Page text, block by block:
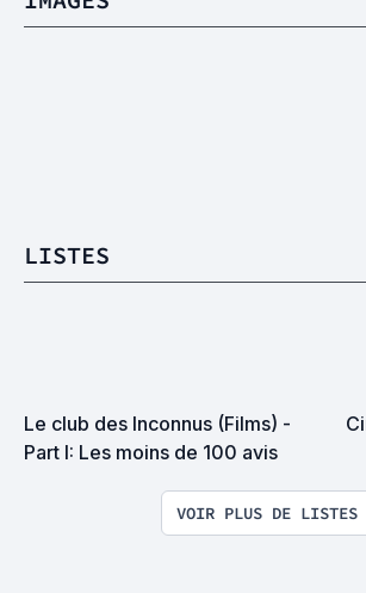
LISTES
Le club des Inconnus (Films) -
Part I: Les moins de 100 avis
VOIR PLUS DE LISTES